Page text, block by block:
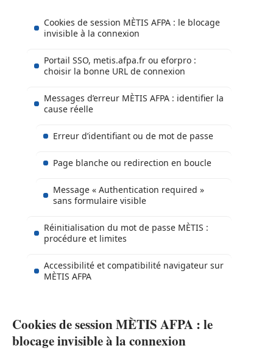
Cookies de session MÈTIS AFPA : le blocage
invisible à la connexion
Portail SSO, metis.afpa.fr ou eforpro :
choisir la bonne URL de connexion
Messages d’erreur MÈTIS AFPA : identifier la
cause réelle
Erreur d’identifiant ou de mot de passe
Page blanche ou redirection en boucle
Message « Authentication required »
sans formulaire visible
Réinitialisation du mot de passe MÈTIS :
procédure et limites
Accessibilité et compatibilité navigateur sur
MÈTIS AFPA
Cookies de session MÈTIS AFPA : le
blocage invisible à la connexion